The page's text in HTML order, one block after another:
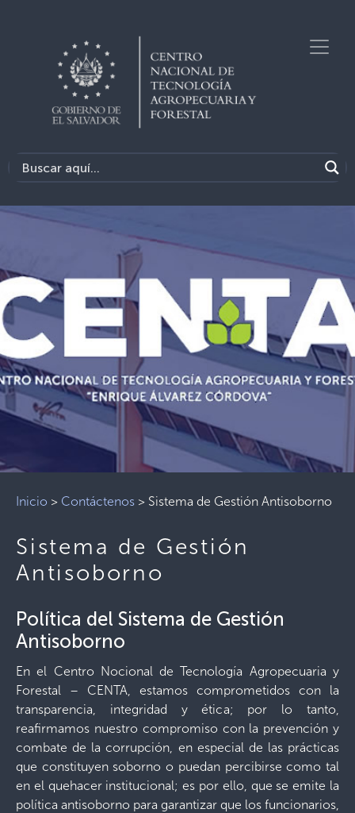
Inicio > Contáctenos > Sistema de Gestión Antisoborno
Sistema de Gestión
Antisoborno
Política del Sistema de Gestión
Antisoborno
En el Centro Nocional de Tecnología Agropecuaria y
Forestal – CENTA, estamos comprometidos con la
transparencia, integridad y ética; por lo tanto,
reafirmamos nuestro compromiso con la prevención y
combate de la corrupción, en especial de las prácticas
que constituyen soborno o puedan percibirse como tal
en el quehacer institucional; es por ello, que se emite la
política antisoborno para garantizar que los funcionarios,